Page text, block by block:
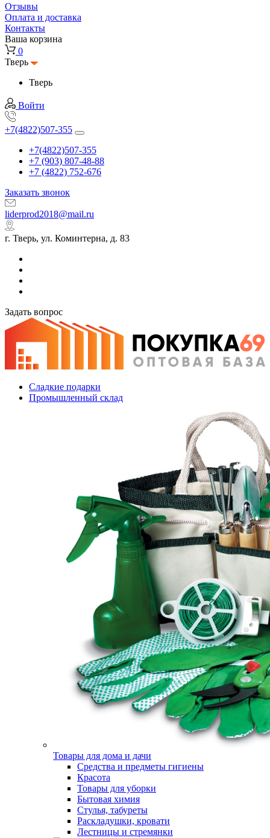
Отзывы
Оплата и доставка
Контакты
Ваша корзина
0
Тверь
Тверь
Войти
+7(4822)507-355
+7(4822)507-355
+7 (903) 807-48-88
+7 (4822) 752-676
Заказать звонок
liderprod2018@mail.ru
г. Тверь, ул. Коминтерна, д. 83
Задать вопрос
Сладкие подарки
Промышленный склад
Товары для дома и дачи
Средства и предметы гигиены
Красота
Товары для уборки
Бытовая химия
Стулья, табуреты
Раскладушки, кровати
Лестницы и стремянки